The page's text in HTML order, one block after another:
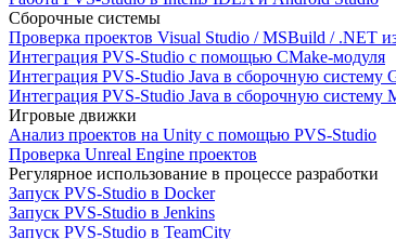
Сборочные системы
Проверка проектов Visual Studio / MSBuild / .NET
Интеграция PVS-Studio с помощью CMake-модуля
Интеграция PVS-Studio Java в сборочную систему
Интеграция PVS-Studio Java в сборочную систему
Игровые движки
Анализ проектов на Unity с помощью PVS-Studio
Проверка Unreal Engine проектов
Регулярное использование в процессе разработки
Запуск PVS-Studio в Docker
Запуск PVS-Studio в Jenkins
Запуск PVS-Studio в TeamCity